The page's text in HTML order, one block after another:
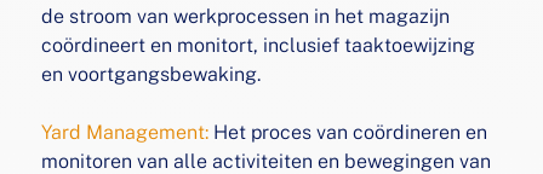
de stroomvan werkprocessen in het magazijn
coördineert en monitort, inclusief taaktoewijzing
en voortgangsbewaking.
Yard Management: Het proces van coördineren en
monitorenvan alle activiteiten en bewegingen van